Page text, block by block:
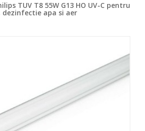
TUV T8 55W G13 HO UV-C pentru
apa si aer